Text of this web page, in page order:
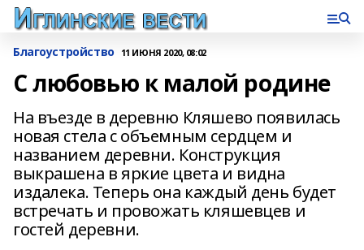
Благоустройство 11 ИЮНЯ 2020, 08:02
С любовью к малой родине
На въезде в деревню Кляшево появилась
новая стела с объемным сердцем и
названием деревни. Конструкция
выкрашена в яркие цвета и видна
издалека. Теперь она каждый день будет
встречать и провожать кляшевцев и
гостей деревни.